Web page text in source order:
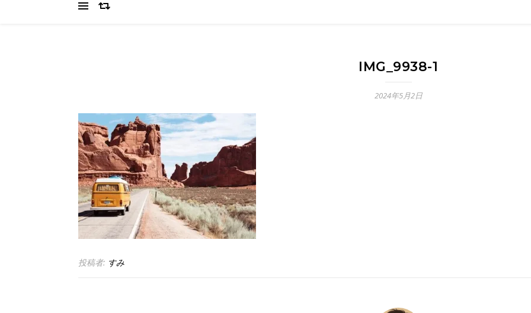
IMG_9938-1
2024年5月2日
投稿者: すみ